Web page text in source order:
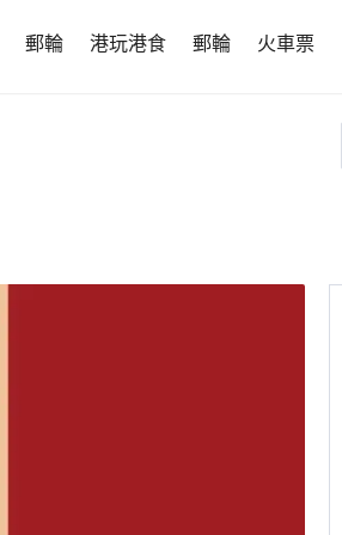
郵輪 港玩港食 郵輪 火車票